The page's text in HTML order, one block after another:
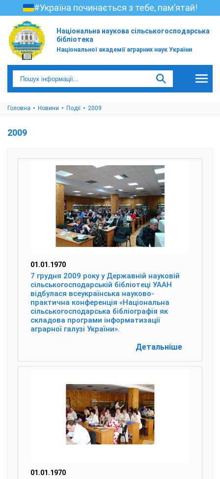
#Україна починається з тебе, пам’ятай!
Національна наукова сільськогосподарська
бібліотека
Національної академії аграрних наук України
Головна Новини Події 2009
2009
01.01.1970
7 грудня 2009 року у Державній науковій
сільськогосподарській бібліотеці УААН
відбулася всеукраїнська науково-
практична конференція «Національна
сільськогосподарська бібліографія як
складова програми інформатизації
аграрної галузі України».
Детальніше
01.01.1970